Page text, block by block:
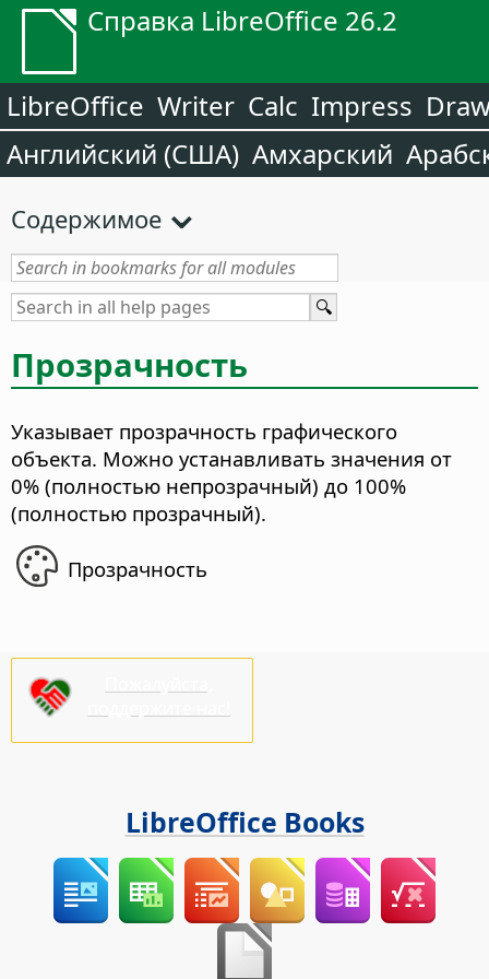
Справка LibreOffice 26.2
LibreOffice Writer Calc Impress
Английский (США) Амхарский
Содержимое
Прозрачность
Указывает прозрачность графического
объекта. Можно устанавливать значения от
0% (полностью непрозрачный) до 100%
(полностью прозрачный).
Прозрачность
LibreOffice Books